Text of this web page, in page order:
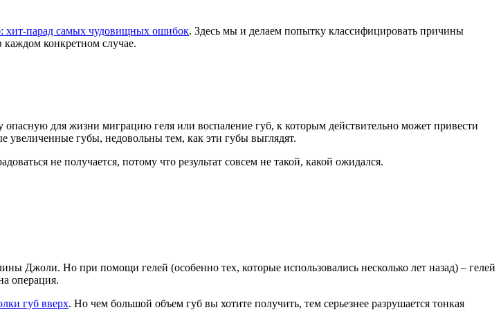
хит-парад самых чудовищных ошибок. Здесь мы и делаем попытку классифицировать причины
каждом конкретном случае.
для жизни миграцию геля или воспаление губ, к которым действительно может привести
губы, недовольны тем, как эти губы выглядят.
не получается, потому что результат совсем не такой, какой ожидался.
Джоли. Но при помощи гелей (особенно тех, которые использовались несколько лет назад) – гелей
операция.
губ вверх. Но чем большой объем губ вы хотите получить, тем серьезнее разрушается тонкая